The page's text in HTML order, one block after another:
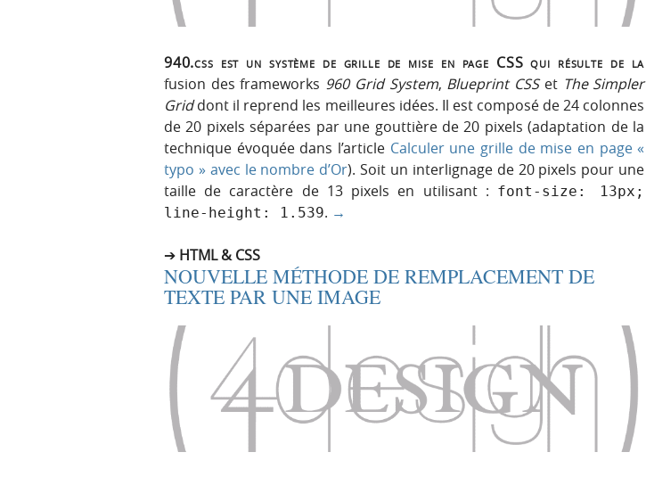
940.css est un système de grille de mise en page CSS qui résulte de la
fusion des frameworks 960 Grid System, Blueprint CSSet The Simpler
Griddont il reprend les meilleures idées. Il est composé de 24 colonnes
de 20 pixels séparées par une gouttière de 20 pixels (adaptation de la
technique évoquée dans l’article Calculer une grille de mise en page «
typo » avec le nombre d’Or). Soit un interlignage de 20 pixels pour une
taille de caractère de 13 pixels en utilisant : font-size: 13px;
line-height: 1.539. →
HTML & CSS
NOUVELLE MÉTHODE DE REMPLACEMENT DE
TEXTE PAR UNE IMAGE